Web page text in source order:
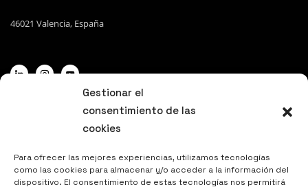
Gestionar el
consentimiento de las
cookies
Para ofrecer las mejores experiencias, utilizamos tecnologías
como las cookies para almacenar y/o acceder a la información del
dispositivo. El consentimiento de estas tecnologías nos permitirá
46021 Valencia, España
Politica de privacidad y aviso legal